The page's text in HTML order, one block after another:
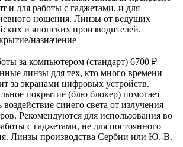
и для работы с гаджетами, и для
ношения. Линзы от ведущих
и японских производителей.
назначение
за компьютером (стандарт) 6700 ₽
линзы для тех, кто много времени
за экранами цифровых устройств.
покрытие (блю блокер) помогает
воздействие синего света от излучения
Рекомендуются для использования во
с гаджетами, не для постоянного
Линзы производства Сербии или Ю.-В.